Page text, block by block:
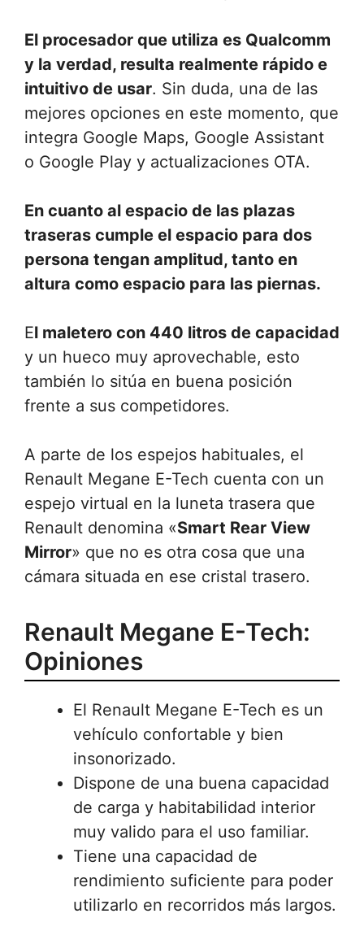
El procesador que utiliza es Qualcomm
y la verdad, resulta realmente rápido e
intuitivo de usar. Sin duda, una de las
mejores opciones en este momento, que
integra Google Maps, Google Assistant
o Google Play y actualizaciones OTA.
En cuanto al espacio de las plazas
traseras cumple el espacio para dos
persona tengan amplitud, tanto en
altura como espacio para las piernas.
El maletero con 440 litros de capacidad
y un hueco muy aprovechable, esto
también lo sitúa en buena posición
frente a sus competidores.
A parte de los espejos habituales, el
Renault Megane E-Tech cuenta con un
espejo virtual en la luneta trasera que
Renault denomina «Smart Rear View
Mirror» que no es otra cosa que una
cámara situada en ese cristal trasero.
Renault Megane E-Tech:
Opiniones
El Renault Megane E-Tech es un
vehículo confortable y bien
insonorizado.
Dispone de una buena capacidad
de carga y habitabilidad interior
muy valido para el uso familiar.
Tiene una capacidad de
rendimiento suficiente para poder
utilizarlo en recorridos más largos.